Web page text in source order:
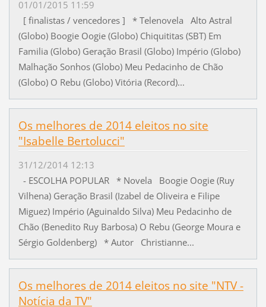
01/01/2015 11:59
[ finalistas / vencedores ] * Telenovela Alto Astral
(Globo) Boogie Oogie (Globo) Chiquititas (SBT) Em
Familia (Globo) Geração Brasil (Globo) Império (Globo)
Malhação Sonhos (Globo) Meu Pedacinho de Chão
(Globo) O Rebu (Globo) Vitória (Record)...
Os melhores de 2014 eleitos no site
"Isabelle Bertolucci"
31/12/2014 12:13
- ESCOLHA POPULAR * Novela Boogie Oogie (Ruy
Vilhena) Geração Brasil (Izabel de Oliveira e Filipe
Miguez) Império (Aguinaldo Silva) Meu Pedacinho de
Chão (Benedito Ruy Barbosa) O Rebu (George Moura e
Sérgio Goldenberg) * Autor Christianne...
Os melhores de 2014 eleitos no site "NTV -
Notícia da TV"